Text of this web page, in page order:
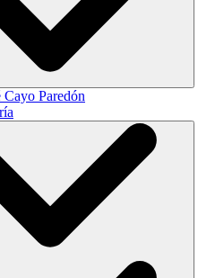
Cayo Paredón